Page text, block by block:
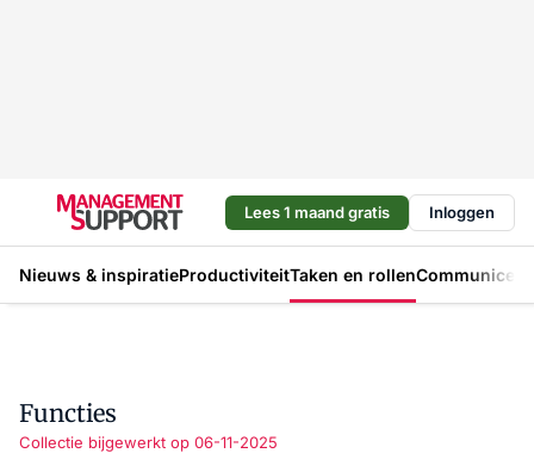
Lees 1 maand gratis Inloggen
Nieuws & inspiratieProductiviteitTaken en rollen
Functies
Collectie bijgewerkt op 06-11-2025